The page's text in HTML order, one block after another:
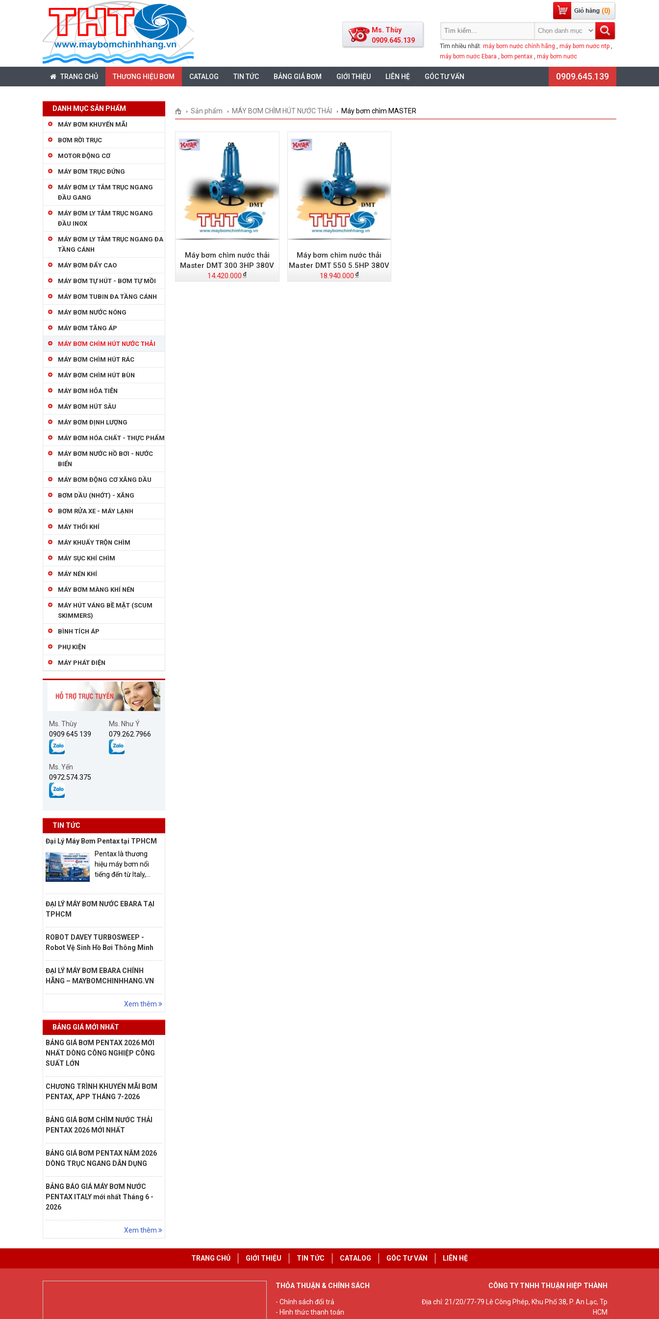
(0)
Tìm nhiều nhất: máy bơm nước chính hãng , máy bơm nước ntp ,
máy bơm nước Ebara , bơm pentax , máy bơm nước
Ms. Thùy
0909.645.139
TRANG CHỦ THƯƠNG HIỆU BƠM CATALOG TIN TỨC BẢNG GIÁ BƠM GIỚI THIỆU LIÊN HỆ GÓC TƯ VẤN 0909.645.139
DANH MỤC SẢN PHẨM
MÁY BƠM KHUYẾN MÃI
BƠM RỜI TRỤC
MOTOR ĐỘNG CƠ
MÁY BƠM TRỤC ĐỨNG
MÁY BƠM LY TÂM TRỤC NGANG
ĐẦU GANG
MÁY BƠM LY TÂM TRỤC NGANG
ĐẦU INOX
MÁY BƠM LY TÂM TRỤC NGANG ĐA
TẦNG CÁNH
MÁY BƠM ĐẨY CAO
MÁY BƠM TỰ HÚT - BƠM TỰ MỒI
MÁY BƠM TUBIN ĐA TẦNG CÁNH
MÁY BƠM NƯỚC NÓNG
MÁY BƠM TĂNG ÁP
MÁY BƠM CHÌM HÚT NƯỚC THẢI
MÁY BƠM CHÌM HÚT RÁC
MÁY BƠM CHÌM HÚT BÙN
MÁY BƠM HỎA TIỄN
MÁY BƠM HÚT SÂU
MÁY BƠM ĐỊNH LƯỢNG
MÁY BƠM HÓA CHẤT - THỰC PHẨM
MÁY BƠM NƯỚC HỒ BƠI - NƯỚC
BIỂN
MÁY BƠM ĐỘNG CƠ XĂNG DẦU
BƠM DẦU (NHỚT) - XĂNG
BƠM RỬA XE - MÁY LẠNH
MÁY THỔI KHÍ
MÁY KHUẤY TRỘN CHÌM
MÁY SỤC KHÍ CHÌM
MÁY NÉN KHÍ
MÁY BƠM MÀNG KHÍ NÉN
MÁY HÚT VÁNG BỀ MẶT (SCUM
SKIMMERS)
BÌNH TÍCH ÁP
PHỤ KIỆN
MÁY PHÁT ĐIỆN
Ms. Thùy
0909 645 139
Ms. Như Ý
079.262.7966
Ms. Yến
0972.574.375
TIN TỨC
Đại Lý Máy Bơm Pentax tại TPHCM
Pentax là thương
hiệu máy bơm nổi
tiếng đến từ Italy,...
ĐẠI LÝ MÁY BƠM NƯỚC EBARA TẠI
TPHCM
ROBOT DAVEY TURBOSWEEP -
Robot Vệ Sinh Hồ Bơi Thông Minh
ĐẠI LÝ MÁY BƠM EBARA CHÍNH
HÃNG – MAYBOMCHINHHANG.VN
Xem thêm
BẢNG GIÁ MỚI NHẤT
BẢNG GIÁ BƠM PENTAX 2026 MỚI
NHẤT DÒNG CÔNG NGHIỆP CÔNG
SUẤT LỚN
CHƯƠNG TRÌNH KHUYẾN MÃI BƠM
PENTAX, APP THÁNG 7-2026
BẢNG GIÁ BƠM CHÌM NƯỚC THẢI
PENTAX 2026 MỚI NHẤT
BẢNG GIÁ BƠM PENTAX NĂM 2026
DÒNG TRỤC NGANG DÂN DỤNG
BẢNG BÁO GIÁ MÁY BƠM NƯỚC
PENTAX ITALY mới nhất Tháng 6 -
2026
Xem thêm
Sản phẩm MÁY BƠM CHÌM HÚT NƯỚC THẢI Máy bơm chìm MASTER
Máy bơm chìm nước thải
Master DMT 300 3HP 380V
14.420.000
Máy bơm chìm nước thải
Master DMT 550 5.5HP 380V
18.940.000
TRANG CHỦ GIỚI THIỆU TIN TỨC CATALOG GÓC TƯ VẤN LIÊN HỆ
THỎA THUẬN & CHÍNH SÁCH
- Chính sách đổi trả
- Hình thức thanh toán
CÔNG TY TNHH THUẬN HIỆP THÀNH
Địa chỉ: 21/20/77-79 Lê Công Phép, Khu Phố 38, P. An Lạc, Tp
HCM